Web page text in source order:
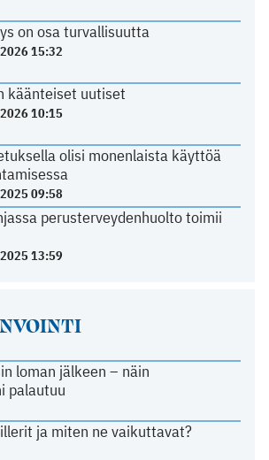
on osa turvallisuutta
15:32
käänteiset uutiset
10:15
olisi monenlaista käyttöä
09:58
perusterveydenhuolto toimii
13:59
loman jälkeen – näin
palautuu
ja miten ne vaikuttavat?